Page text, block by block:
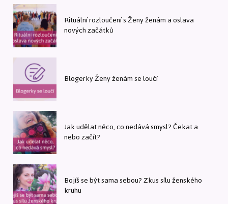
Rituální rozloučení s Ženy ženám a oslava
nových začátků
Blogerky Ženy ženám se loučí
Jak udělat něco, co nedává smysl? Čekat a
nebo začít?
Bojíš se být sama sebou? Zkus sílu ženského
kruhu